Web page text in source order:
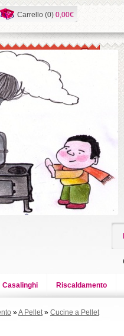
Carrello (0) 0,00€
Casalinghi Riscaldamento
»A Pellet» Cucine a Pellet